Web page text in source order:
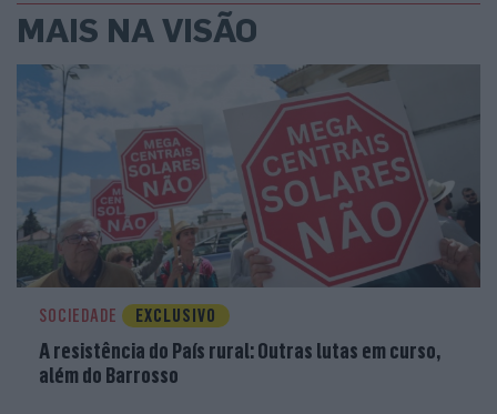
MAIS NA VISÃO
SOCIEDADE EXCLUSIVO
A resistência do País rural: Outras lutas em curso,
além do Barrosso